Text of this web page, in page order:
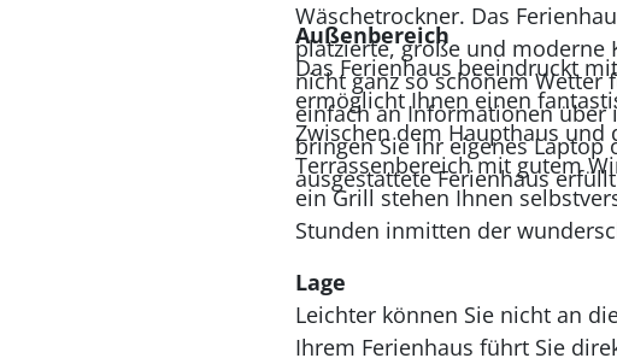
Wäschetrockner. Das
platzierte, große und moderne
nicht ganz so schönem Wetter
einfach an Informationen über
bringen Sie ihr eigenes Laptop
ausgestattete Ferienhaus
Außenbereich
Das Ferienhaus beeindruckt
ermöglicht Ihnen einen
Zwischen dem Haupthaus
Terrassenbereich mit gutem
ein Grill stehen Ihnen
Stunden inmitten der
Lage
Leichter können Sie nicht an
Ihrem Ferienhaus führt Sie